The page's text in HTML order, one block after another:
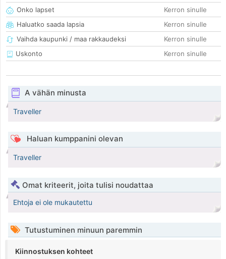
Onko lapset
Kerron sinulle
Haluatko saada lapsia
Kerron sinulle
Vaihda kaupunki / maa rakkaudeksi
Kerron sinulle
Uskonto
Kerron sinulle
A vähän minusta
Traveller
Haluan kumppanini olevan
Traveller
Omat kriteerit, joita tulisi noudattaa
Ehtoja ei ole mukautettu
Tutustuminen minuun paremmin
Kiinnostuksen kohteet